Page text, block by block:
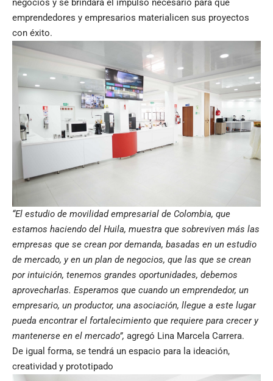
emprendedores y empresarios materialicen sus proyectos
con éxito.
“El estudio de movilidad empresarial de Colombia, que
estamos haciendo del Huila, muestra que sobreviven más las
empresas que se crean por demanda, basadas en un estudio
de mercado, y en un plan de negocios, que las que se crean
por intuición, tenemos grandes oportunidades, debemos
aprovecharlas. Esperamos que cuando un emprendedor, un
empresario, un productor, una asociación, llegue a este lugar
pueda encontrar el fortalecimiento que requiere para crecer y
mantenerse en el mercado”, agregó Lina Marcela Carrera.
De igual forma, se tendrá un espacio para la ideación,
creatividad y prototipado